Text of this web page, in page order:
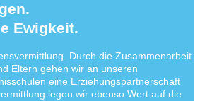
Ewigkeit.
Durch die Zusammenarbeit
Eltern gehen wir an unseren
eine Erziehungspartnerschaft
legen wir ebenso Wert auf die